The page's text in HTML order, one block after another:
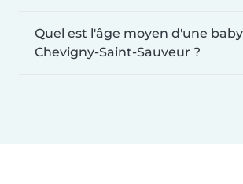
Quel est l'âge moyen d'une
Chevigny-Saint-Sauveur ?